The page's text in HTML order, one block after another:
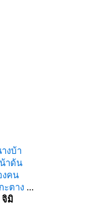
งบ้า
าด้น
งคน
ะตาง ...
จิมิ